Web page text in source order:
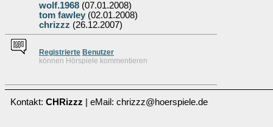
wolf.1968 (07.01.2008)
tom fawley (02.01.2008)
chrizzz (26.12.2007)
Registrierte Benutzer
können Hörspiele kommentieren
Kontakt: CHRizzz | eMail: chrizzz@hoerspiele.de